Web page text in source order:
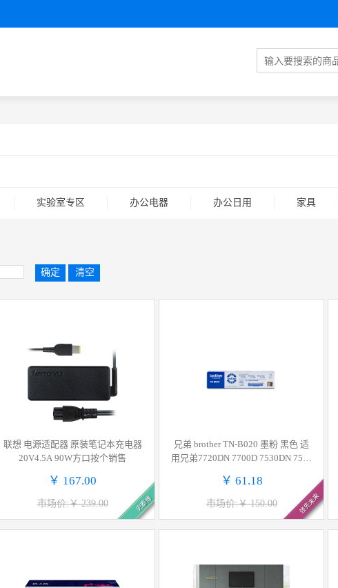
实验室专区 办公电器 办公日用 家具
确定 清空
联想 电源适配器 原装笔记本充电器
20V4.5A 90W方口按个销售
￥ 167.00
市场价:￥ 239.00 史泰博
兄弟 brother TN-B020 墨粉 黑色 适
用兄弟7720DN 7700D 7530DN 7500
￥ 61.18
市场价:￥ 150.00 领先未来